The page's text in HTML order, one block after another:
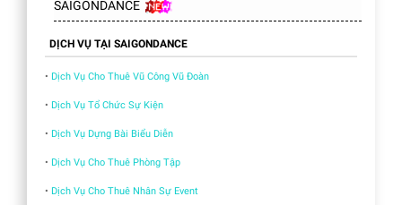
SAIGONDANCE
DỊCH VỤ TẠI SAIGONDANCE
• Dịch Vụ Cho Thuê Vũ Công Vũ Đoàn
• Dịch Vụ Tổ Chức Sự Kiện
• Dịch Vụ Dựng Bài Biểu Diễn
• Dịch Vụ Cho Thuê Phòng Tập
• Dịch Vụ Cho Thuê Nhân Sự Event